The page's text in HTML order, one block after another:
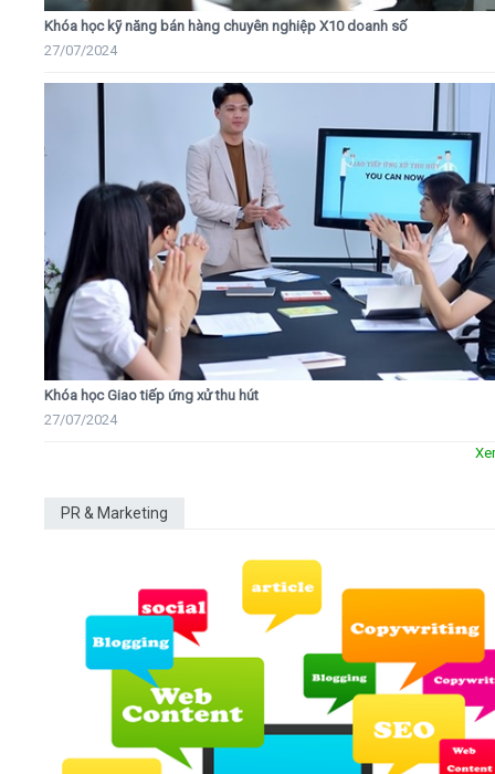
Khóa học kỹ năng bán hàng chuyên nghiệp X10 doanh số
27/07/2024
Khóa học Giao tiếp ứng xử thu hút
27/07/2024
PR & Marketing